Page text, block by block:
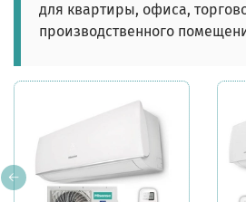
для квартиры, офиса,
производственного